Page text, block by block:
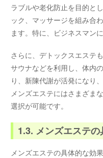
ラブルや老化防止を目的と
ック、マッサージを組み合
ます。特に、ビジネスマン
さらに、デトックスエステ
サウナなどを利用し、体内
り、新陳代謝が活発になり
メンズエステにはさまざま
選択が可能です。
1.3. メンズエステ
メンズエステの具体的な効